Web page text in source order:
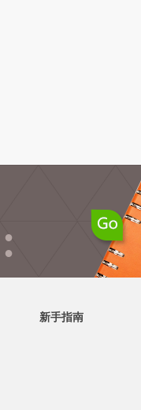
●
●
新手指南